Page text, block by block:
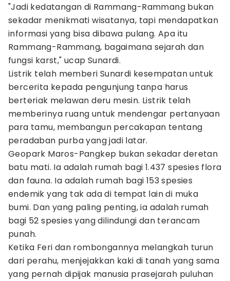
"Jadi kedatangan di Rammang-Rammang bukan
sekadar menikmati wisatanya, tapi mendapatkan
informasi yang bisa dibawa pulang. Apa itu
Rammang-Rammang, bagaimana sejarah dan
fungsi karst," ucap Sunardi.
Listrik telah memberi Sunardi kesempatan untuk
bercerita kepada pengunjung tanpa harus
berteriak melawan deru mesin. Listrik telah
memberinya ruang untuk mendengar pertanyaan
para tamu, membangun percakapan tentang
peradaban purba yang jadi latar.
Geopark Maros-Pangkep bukan sekadar deretan
batu mati. Ia adalah rumah bagi 1.437 spesies flora
dan fauna. Ia adalah rumah bagi 153 spesies
endemik yang tak ada di tempat lain di muka
bumi. Dan yang paling penting, ia adalah rumah
bagi 52 spesies yang dilindungi dan terancam
punah.
Ketika Feri dan rombongannya melangkah turun
dari perahu, menjejakkan kaki di tanah yang sama
yang pernah dipijak manusia prasejarah puluhan